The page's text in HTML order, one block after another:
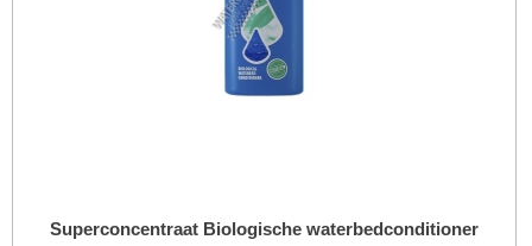
Superconcentraat Biologische waterbedconditioner